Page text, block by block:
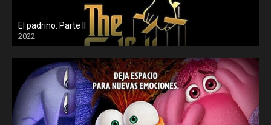
El padrino: Parte II
2022